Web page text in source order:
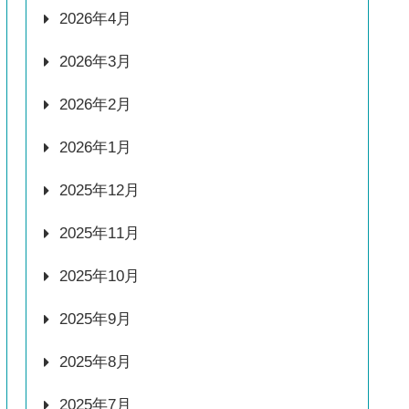
2026年4月
2026年3月
2026年2月
2026年1月
2025年12月
2025年11月
2025年10月
2025年9月
2025年8月
2025年7月